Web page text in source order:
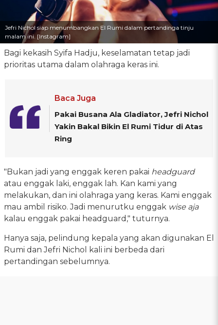
Jefri Nichol siap menumbangkan El Rumi dalam pertandinga tinju
malam ini. [Instagram]
Bagi kekasih Syifa Hadju, keselamatan tetap jadi
prioritas utama dalam olahraga keras ini.
Baca Juga
Pakai Busana Ala Gladiator, Jefri Nichol
Yakin Bakal Bikin El Rumi Tidur di Atas
Ring
"Bukan jadi yang enggak keren pakai headguard
atau enggak laki, enggak lah. Kan kami yang
melakukan, dan ini olahraga yang keras. Kami enggak
mau ambil risiko. Jadi menurutku enggak wise aja
kalau enggak pakai headguard," tuturnya.
Hanya saja, pelindung kepala yang akan digunakan El
Rumi dan Jefri Nichol kali ini berbeda dari
pertandingan sebelumnya.